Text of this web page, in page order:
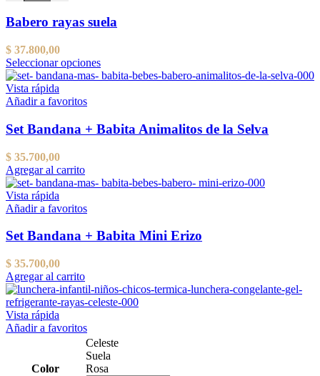
la
página
Babero rayas suela
$ 37.800,00
Seleccionar opcionesEste
producto
Las
opciones
elegir
en
del
producto
Vista rápida
Añadir a favoritos
Set Bandana + Babita Animalitos de la Selva
$ 35.700,00
Agregar al carrito
Vista rápida
Añadir a favoritos
Set Bandana + Babita Mini Erizo
$ 35.700,00
Agregar al carrito
Vista rápida
Añadir a favoritos
Color
Celeste
Suela
Rosa